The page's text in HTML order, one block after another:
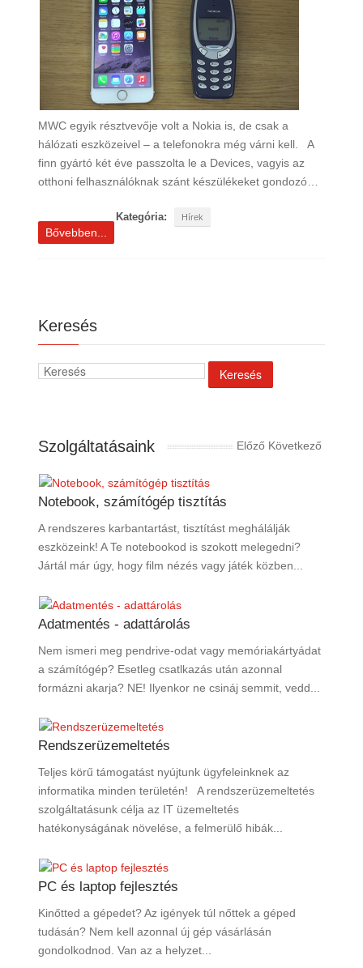
MWC egyik résztvevője volt a Nokia is, de csak a
hálózati eszközeivel – a telefonokra még várni kell. A
finn gyártó két éve passzolta le a Devices, vagyis az
otthoni felhasználóknak szánt készülékeket gondozó…
Kategória: Hírek
Bővebben...
Keresés
Szolgáltatásaink Előző Következő
Notebook, számítógép tisztítás
A rendszeres karbantartást, tisztítást meghálálják
eszközeink! A Te notebookod is szokott melegedni?
Jártál már úgy, hogy film nézés vagy játék közben...
Adatmentés - adattárolás
Nem ismeri meg pendrive-odat vagy memóriakártyádat
a számítógép? Esetleg csatlkazás után azonnal
formázni akarja? NE! Ilyenkor ne csináj semmit, vedd...
Rendszerüzemeltetés
Teljes körű támogatást nyújtunk ügyfeleinknek az
informatika minden területén! A rendszerüzemeltetés
szolgáltatásunk célja az IT üzemeltetés
hatékonyságának növelése, a felmerülő hibák...
PC és laptop fejlesztés
Kinőtted a gépedet? Az igények túl nőttek a géped
tudásán? Nem kell azonnal új gép vásárlásán
gondolkodnod. Van az a helyzet...